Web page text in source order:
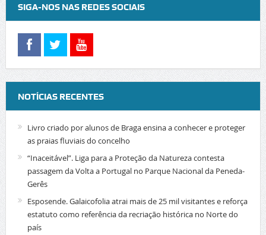
SIGA-NOS NAS REDES SOCIAIS
NOTÍCIAS RECENTES
Livro criado por alunos de Braga ensina a conhecer e proteger
as praias fluviais do concelho
“Inaceitável”. Liga para a Proteção da Natureza contesta
passagem da Volta a Portugal no Parque Nacional da Peneda-
Gerês
Esposende. Galaicofolia atrai mais de 25 mil visitantes e reforça
estatuto como referência da recriação histórica no Norte do
país